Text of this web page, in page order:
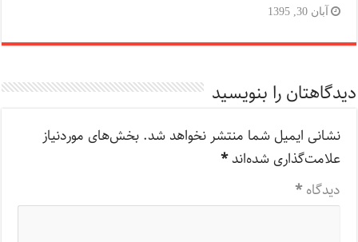
آبان 30, 1395
دیدگاهتان را بنویسید
نشانی ایمیل شما منتشر نخواهد شد. بخش‌های موردنیاز
علامت‌گذاری شده‌اند*
دیدگاه*